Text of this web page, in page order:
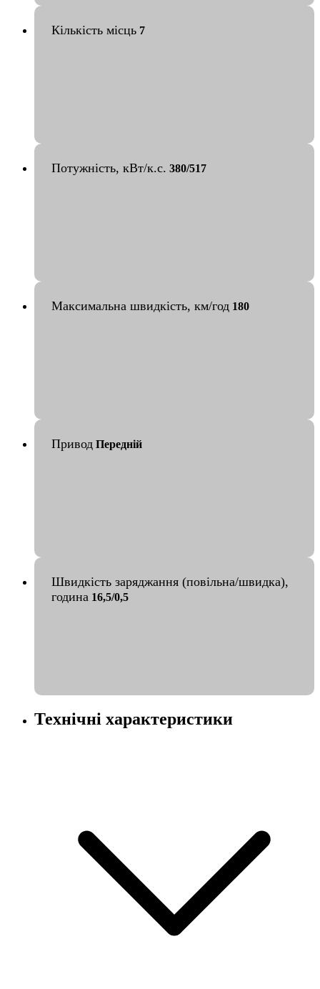
Кількість місць 7
Потужність, кВт/к.с. 380/517
Максимальна швидкість, км/год 180
Привод Передній
Швидкість заряджання (повільна/швидка),
година 16,5/0,5
Технічні характеристики